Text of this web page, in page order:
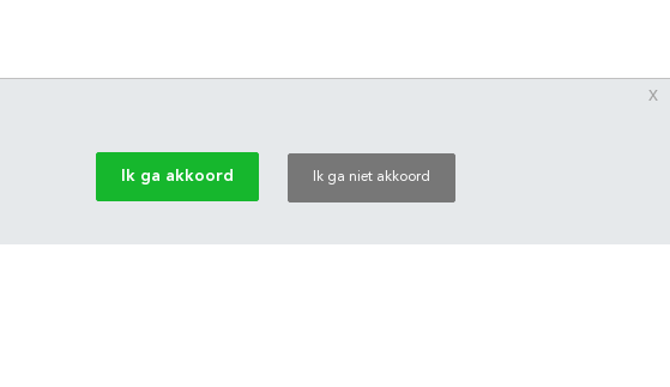
Ik ga akkoord Ik ga niet akkoord
x